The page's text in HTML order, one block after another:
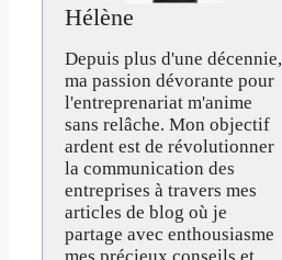
Hélène
Depuis plus d'une décennie,
ma passion dévorante pour
l'entreprenariat m'anime
sans relâche. Mon objectif
ardent est de révolutionner
la communication des
entreprises à travers mes
articles de blog où je
partage avec enthousiasme
mes précieux conseils et